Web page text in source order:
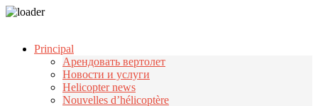
Principal
Арендовать вертолет
Новости и услуги
Helicopter news
Nouvelles d’hélicoptère